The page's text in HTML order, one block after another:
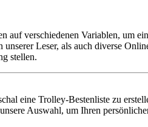
auf verschiedenen Variablen, um
Leser, als auch diverse
stellen.
eine Trolley-Bestenliste zu
Auswahl, um Ihren